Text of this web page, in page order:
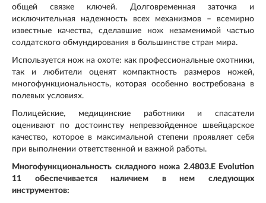
общей связке ключей. Долговременная заточка и
исключительная надежность всех механизмов – всемирно
известные качества, сделавшие нож незаменимой частью
солдатского обмундирования в большинстве стран мира.
Используется нож на охоте: как профессиональные охотники,
так и любители оценят компактность размеров ножей,
многофункциональность, которая особенно востребована в
полевых условиях.
Полицейские, медицинские работники и спасатели
оценивают по достоинству непревзойденное швейцарское
качество, которое в максимальной степени проявляет себя
при выполнении ответственной и важной работы.
Многофункциональность складного ножа 2.4803.E Evolution
11 обеспечивается наличием в нем следующих
инструментов: